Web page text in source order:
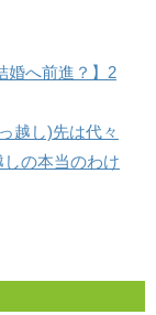
婚へ前進？】2
越し)先は代々
の本当のわけ